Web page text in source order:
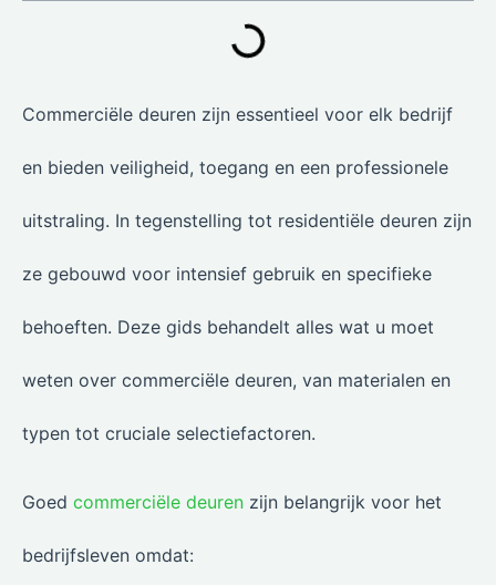
Commerciële deuren zijn essentieel voor elk bedrijf
en bieden veiligheid, toegang en een professionele
uitstraling. In tegenstelling tot residentiële deuren zijn
ze gebouwd voor intensief gebruik en specifieke
behoeften. Deze gids behandelt alles wat u moet
weten over commerciële deuren, van materialen en
typen tot cruciale selectiefactoren.
Goed commerciële deuren zijn belangrijk voor het
bedrijfsleven omdat: